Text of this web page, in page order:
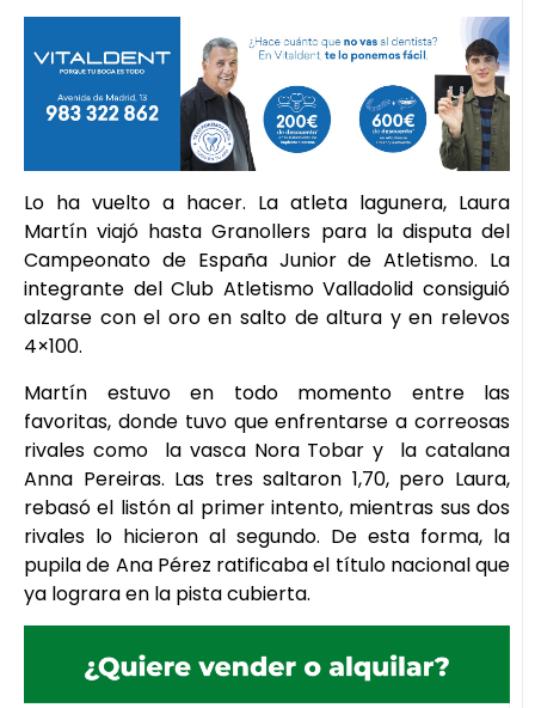
Lo ha vuelto a hacer. La atleta lagunera, Laura
Martín viajó hasta Granollers para la disputa del
Campeonato de España Junior de Atletismo. La
integrante del Club Atletismo Valladolid consiguió
alzarse con el oro en salto de altura y en relevos
4×100.
Martín estuvo en todo momento entre las
favoritas, donde tuvo que enfrentarse a correosas
rivales como la vasca Nora Tobar y la catalana
Anna Pereiras. Las tres saltaron 1,70, pero Laura,
rebasó el listón al primer intento, mientras sus dos
rivales lo hicieron al segundo. De esta forma, la
pupila de Ana Pérez ratificaba el título nacional que
ya lograra en la pista cubierta.